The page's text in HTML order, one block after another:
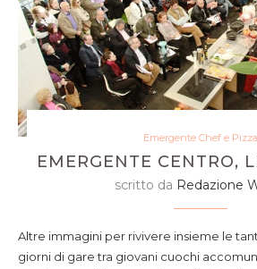
Emergente Chef e Pizza
EMERGENTE CENTRO,
scritto da Redazione
Altre immagini per rivivere insieme le
giorni di gare tra giovani cuochi